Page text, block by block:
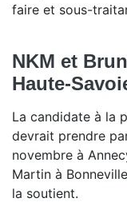
faire et sous-
NKM et
Haute-
La candidate à la
devrait prendre
novembre à
Martin à
la soutient.